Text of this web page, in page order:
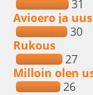
31
Avioero ja
30
Rukous
27
Milloin olen
26